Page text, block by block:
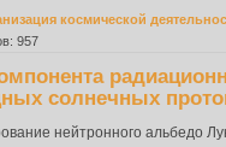
космической
957
солнечных
нейтронного альбедо